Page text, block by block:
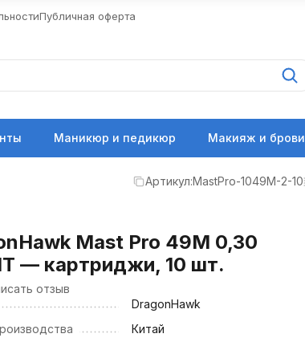
Публичная оферта
Маникюр и педикюр Макияж и брови
Артикул:MastPro-1049M-2-10
Mast Pro 49M 0,30
— картриджи, 10 шт.
отзыв
DragonHawk
Китай